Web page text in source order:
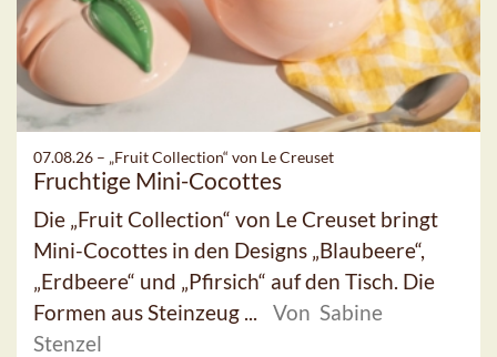
07.08.26 – „Fruit Collection“ von Le Creuset
Fruchtige Mini-Cocottes
Die „Fruit Collection“ von Le Creuset bringt
Mini-Cocottes in den Designs „Blaubeere“,
„Erdbeere“ und „Pfirsich“ auf den Tisch. Die
Formen aus Steinzeug ...
Von Sabine
Stenzel